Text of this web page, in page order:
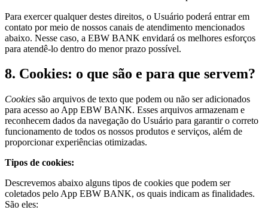
Para exercer qualquer destes direitos, o Usuário poderá entrar em
contato por meio de nossos canais de atendimento mencionados
abaixo. Nesse caso, a EBW BANK envidará os melhores esforços
para atendê-lo dentro do menor prazo possível.
8. Cookies: o que são e para que servem?
Cookies são arquivos de texto que podem ou não ser adicionados
para acesso ao App EBW BANK. Esses arquivos armazenam e
reconhecem dados da navegação do Usuário para garantir o correto
funcionamento de todos os nossos produtos e serviços, além de
proporcionar experiências otimizadas.
Tipos de cookies:
Descrevemos abaixo alguns tipos de cookies que podem ser
coletados pelo App EBW BANK, os quais indicam as finalidades.
São eles: